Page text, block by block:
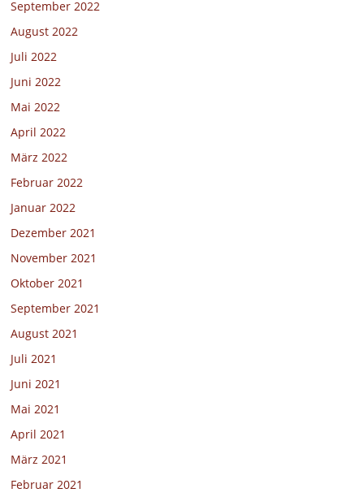
September 2022
August 2022
Juli 2022
Juni 2022
Mai 2022
April 2022
März 2022
Februar 2022
Januar 2022
Dezember 2021
November 2021
Oktober 2021
September 2021
August 2021
Juli 2021
Juni 2021
Mai 2021
April 2021
März 2021
Februar 2021